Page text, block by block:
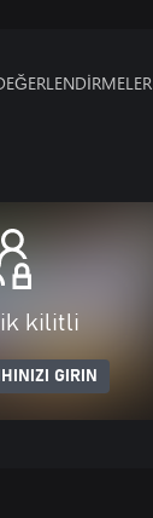
kilitli
GIRIN